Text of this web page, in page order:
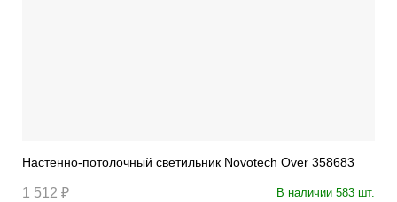
Настенно-потолочный светильник Novotech Over 358683
1 512 ₽ В наличии 583 шт.